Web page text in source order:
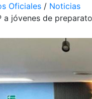
Oficiales / Noticias
a jóvenes de